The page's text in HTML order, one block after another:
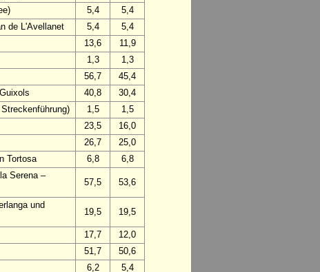
5,4
5,4
de L'Avellanet 5,4
5,4
13,6
11,9
1,3
1,3
56,7
45,4
40,8
30,4
1,5
1,5
23,5
16,0
26,7
25,0
Tortosa 6,8
6,8
Serena –
57,5 53,6
und
19,5 19,5
17,7
12,0
51,7
50,6
6,2 5,4